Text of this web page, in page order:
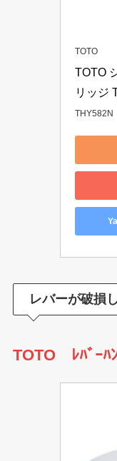
TOTO
TOTO
リッジ
THY582N
レバーが破損
TOTO ﾚﾊﾞｰﾊ